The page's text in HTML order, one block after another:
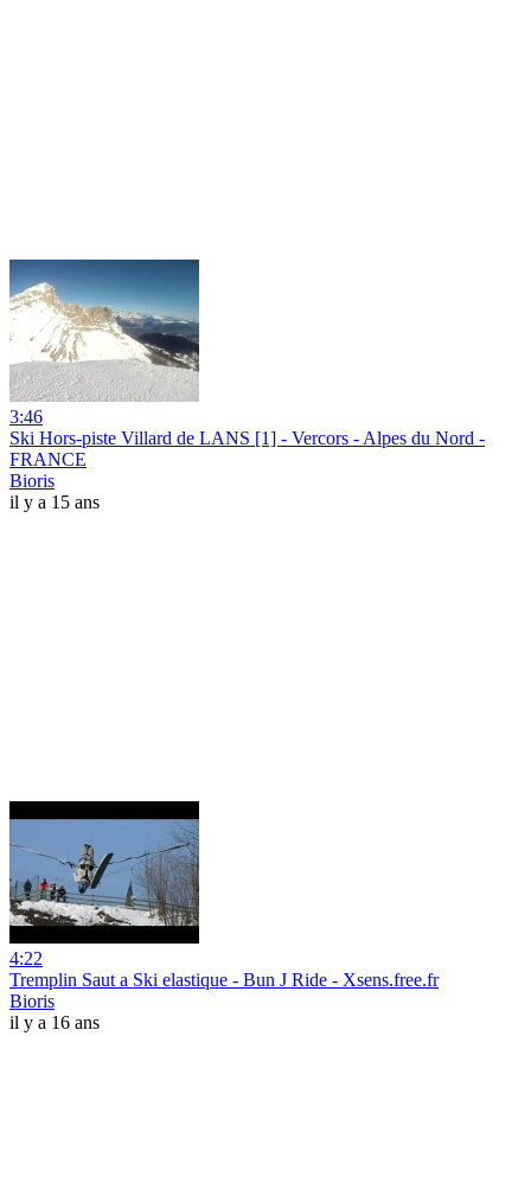
3:46
Ski Hors-piste Villard de LANS [1] - Vercors - Alpes du Nord -
FRANCE
Bioris
il y a 15 ans
4:22
Tremplin Saut a Ski elastique - Bun J Ride - Xsens.free.fr
Bioris
il y a 16 ans